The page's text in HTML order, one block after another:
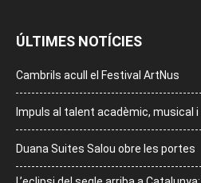
ÚLTIMES NOTÍCIES
Cambrils acull el Festival ArtNus
Impuls al talent acadèmic, musical
Duana Suites Salou obre les portes